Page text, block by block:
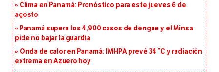
Clima en Panamá: Pronóstico para este jueves 6 de
agosto
Panamá supera los 4,900 casos de dengue y el Minsa
pide no bajar la guardia
Onda de calor en Panamá: IMHPA prevé 34 °C y radiación
extrema en Azuero hoy